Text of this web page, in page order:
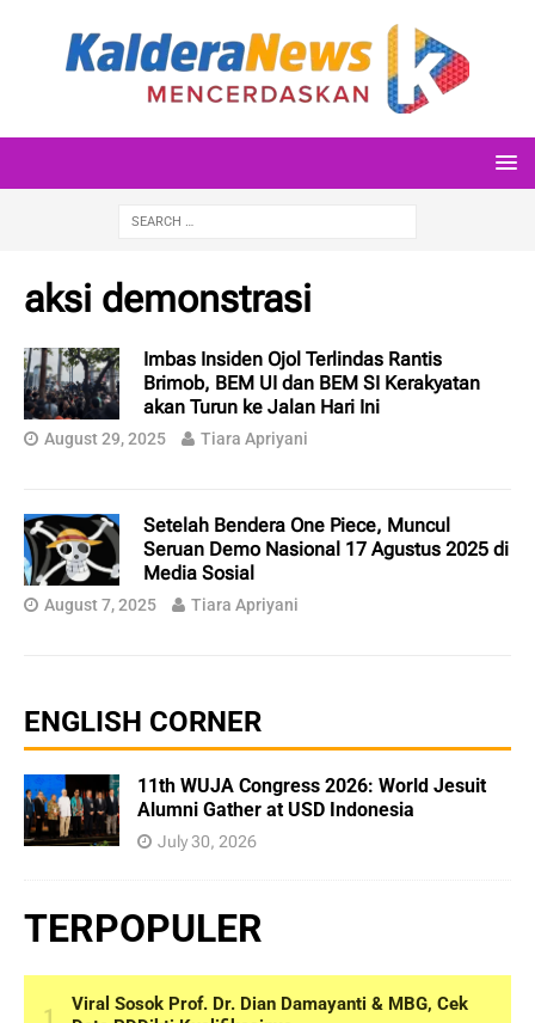
aksi demonstrasi
Imbas Insiden Ojol Terlindas Rantis
Brimob, BEM UI dan BEM SI Kerakyatan
akan Turun ke Jalan Hari Ini
August 29, 2025 Tiara Apriyani
Setelah Bendera One Piece, Muncul
Seruan Demo Nasional 17 Agustus 2025 di
Media Sosial
August 7, 2025 Tiara Apriyani
ENGLISH CORNER
11th WUJA Congress 2026: World Jesuit
Alumni Gather at USD Indonesia
July 30, 2026
TERPOPULER